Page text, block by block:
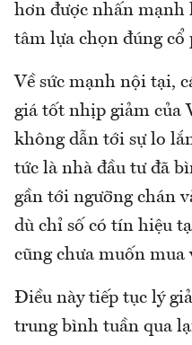
hơn được nhấn mạnh
tâm lựa chọn đúng cổ
Về sức mạnh nội tại,
giá tốt nhịp giảm của
không dẫn tới sự lo
tức là nhà đầu tư đã
gần tới ngưỡng chán
dù chỉ số có tín hiệu
cũng chưa muốn mua
Điều này tiếp tục lý
trung bình tuần qua